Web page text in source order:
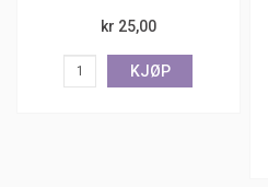
kr 25,00
KJØP